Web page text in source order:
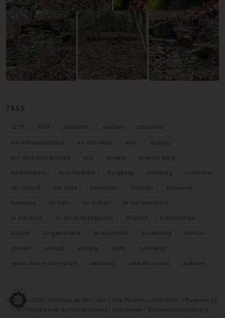
TAGS
1275 1381 adelhahn adelhan
altendiez
am schwalbenstein
an der owen anre
auberg
auf dem mühlenpfad
aull auwele
auwiilre berg
balduinstein
bruchwiesen burgberg cramberg
cursenere
der richolf
der rode freiendiez frohnau
fronauwe
hasenlay
im hain im rothen
in der amelbach
in der bach
in der schybegassen kluppel
kratzinbergir
küppel
langenscheid langischeidt laurenburg
plencer
plenter
scheidt schläfer slefir
turmberg
unter dem mühlenpfad
weidenau weinähr (anre) zulheim
© 2018–2026 Weinbau an der Lahn | Alle Rechte vorbehalten. | Powered by
m34media web & print solutions | Impressum Datenschutzerklärung